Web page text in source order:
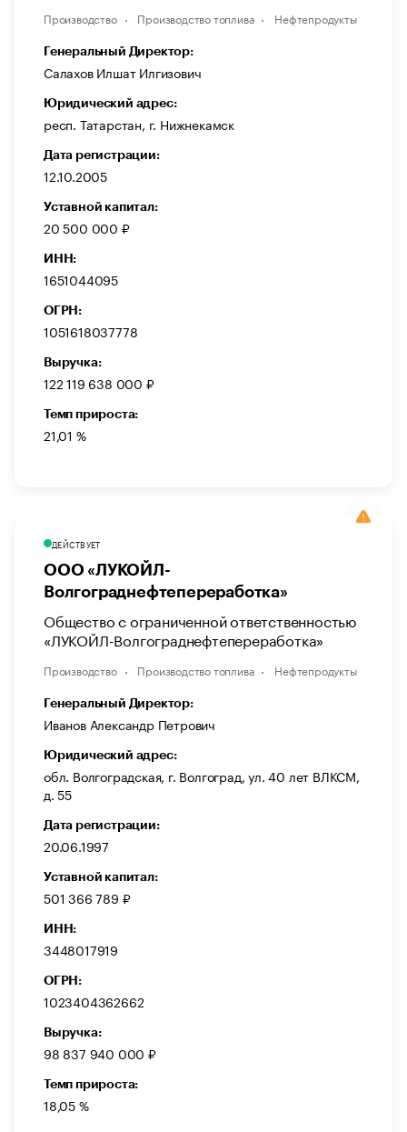
Производство Производство топлива Нефтепродукты
Генеральный Директор:
Салахов Илшат Илгизович
Юридический адрес:
респ. Татарстан, г. Нижнекамск
Дата регистрации:
12.10.2005
Уставной капитал:
20 500 000 ₽
ИНН:
1651044095
ОГРН:
1051618037778
Выручка:
122 119 638 000 ₽
Темп прироста:
21,01 %
ДЕЙСТВУЕТ
ООО «ЛУКОЙЛ-
Волгограднефтепереработка»
Общество с ограниченной ответственностью
«ЛУКОЙЛ-Волгограднефтепереработка»
Производство Производство топлива Нефтепродукты
Генеральный Директор:
Иванов Александр Петрович
Юридический адрес:
обл. Волгоградская, г. Волгоград, ул. 40 лет ВЛКСМ,
д. 55
Дата регистрации:
20.06.1997
Уставной капитал:
501 366 789 ₽
ИНН:
3448017919
ОГРН:
1023404362662
Выручка:
98 837 940 000 ₽
Темп прироста:
18,05 %